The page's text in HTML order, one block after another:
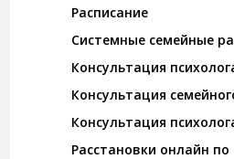
Расписание
Системные семейные
Консультация
Консультация
Консультация
Расстановки онлайн по